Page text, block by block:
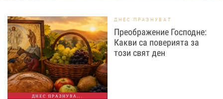
ДНЕС ПРАЗНУВА...
ДНЕС ПРАЗНУВАТ
Преображение Господне:
Какви са поверията за
този свят ден